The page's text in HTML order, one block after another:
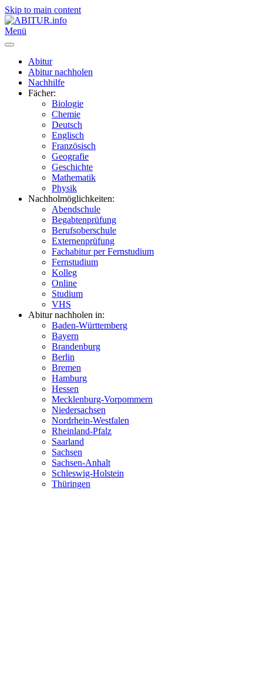
Skip to main content
Menü
Abitur
Abitur nachholen
Nachhilfe
Fächer:
Biologie
Chemie
Deutsch
Englisch
Französisch
Geografie
Geschichte
Mathematik
Physik
Nachholmöglichkeiten:
Abendschule
Begabtenprüfung
Berufsoberschule
Externenprüfung
Fachabitur per Fernstudium
Fernstudium
Kolleg
Online
Studium
VHS
Abitur nachholen in:
Baden-Württemberg
Bayern
Brandenburg
Berlin
Bremen
Hamburg
Hessen
Mecklenburg-Vorpommern
Niedersachsen
Nordrhein-Westfalen
Rheinland-Pfalz
Saarland
Sachsen
Sachsen-Anhalt
Schleswig-Holstein
Thüringen